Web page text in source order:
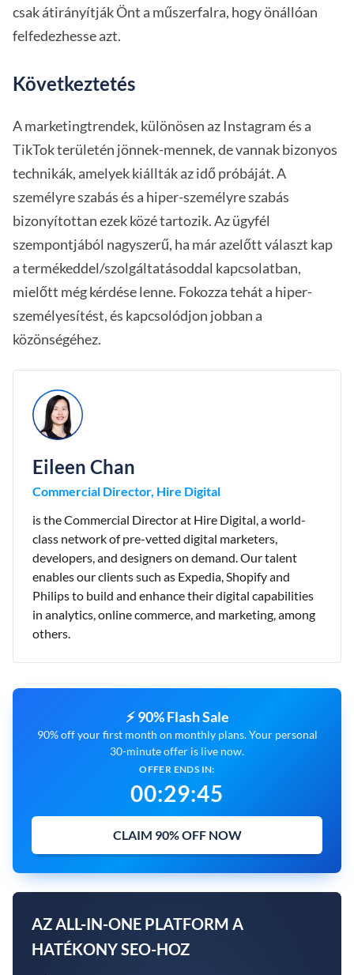
csak átirányítják Önt a műszerfalra, hogy önállóan
felfedezhesse azt.
Következtetés
A marketingtrendek, különösen az Instagram és a
TikTok területén jönnek-mennek, de vannak bizonyos
technikák, amelyek kiállták az idő próbáját. A
személyre szabás és a hiper-személyre szabás
bizonyítottan ezek közé tartozik. Az ügyfél
szempontjából nagyszerű, ha már azelőtt választ kap
a termékeddel/szolgáltatásoddal kapcsolatban,
mielőtt még kérdése lenne. Fokozza tehát a hiper-
személyesítést, és kapcsolódjon jobban a
közönségéhez.
Eileen Chan
Commercial Director, Hire Digital
is the Commercial Director at Hire Digital, a world-
class network of pre-vetted digital marketers,
developers, and designers on demand. Our talent
enables our clients such as Expedia, Shopify and
Philips to build and enhance their digital capabilities
in analytics, online commerce, and marketing, among
others.
⚡ 90% Flash Sale
90% off your first month on monthly plans. Your personal
30-minute offer is live now.
OFFER ENDS IN:
00:29:44
CLAIM 90% OFF NOW
AZ ALL-IN-ONE PLATFORM A
HATÉKONY SEO-HOZ